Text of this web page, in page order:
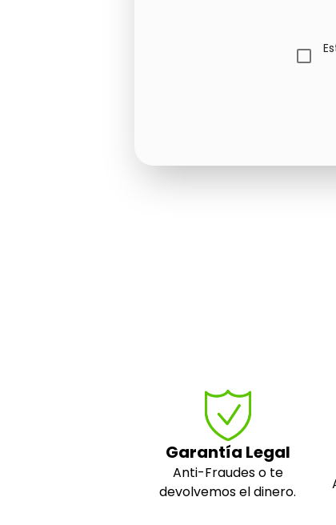
Garantía Legal
Anti-Fraudes o te
devolvemos el dinero.